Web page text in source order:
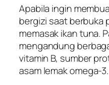
Apabila ingin
bergizi saat berbuka
memasak ikan tuna.
mengandung
vitamin B, sumber
asam lemak omega-3.